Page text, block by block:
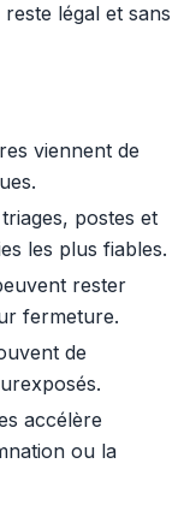
légal et sans
viennent de
postes et
les plus fiables.
rester
fermeture.
de
accélère
ou la